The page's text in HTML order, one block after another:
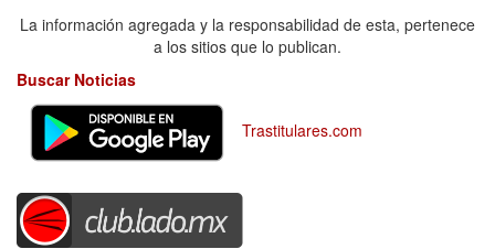
La información agregada y la responsabilidad de esta, pertenece
a los sitios que lo publican.
Buscar Noticias
Trastitulares.com